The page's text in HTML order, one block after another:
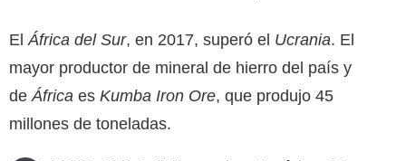
El África del Sur, en 2017, superó el Ucrania. El
mayor productor de mineral de hierro del país y
de África es Kumba Iron Ore, que produjo 45
millones de toneladas.